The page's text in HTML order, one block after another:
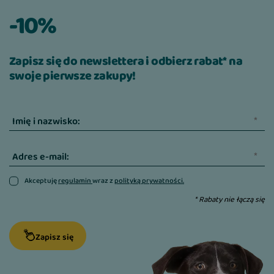
-10%
Zapisz się do newslettera i odbierz rabat* na
swoje pierwsze zakupy!
Imię i nazwisko:
Adres e-mail:
Akceptujęregulaminwraz zpolityką prywatności.
* Rabaty nie łączą się
Zapisz się